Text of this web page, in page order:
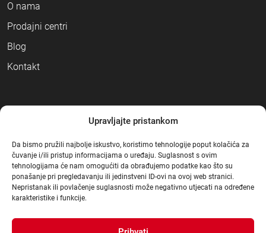
Upravljajte pristankom
Da bismo pružili najbolje iskustvo, koristimo tehnologije poput kolačića za
čuvanje i/ili pristup informacijama o uređaju. Suglasnost s ovim
tehnologijama će nam omogućiti da obrađujemo podatke kao što su
ponašanje pri pregledavanju ili jedinstveni ID-ovi na ovoj web stranici.
Nepristanak ili povlačenje suglasnosti može negativno utjecati na određene
karakteristike i funkcije.
O nama
Prodajni centri
Blog
Kontakt